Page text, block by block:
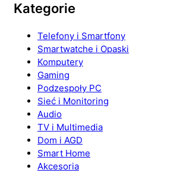
Kategorie
Telefony i Smartfony
Smartwatche i Opaski
Komputery
Gaming
Podzespoły PC
Sieć i Monitoring
Audio
TV i Multimedia
Dom i AGD
Smart Home
Akcesoria